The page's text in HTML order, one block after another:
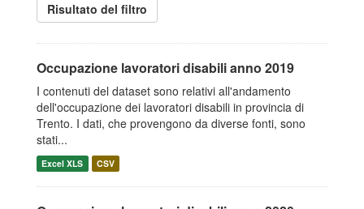
Risultato del filtro
Occupazione lavoratori disabili anno 2019
I contenuti del dataset sono relativi all'andamento
dell'occupazione dei lavoratori disabili in provincia di
Trento. I dati, che provengono da diverse fonti, sono
stati...
Excel XLS CSV